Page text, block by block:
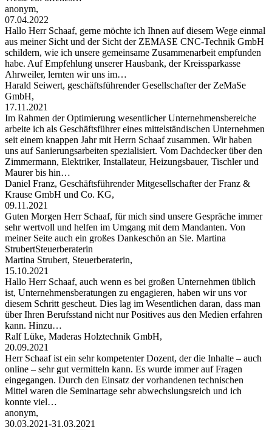
anonym,
07.04.2022
Hallo Herr Schaaf, gerne möchte ich Ihnen auf diesem Wege einmal
aus meiner Sicht und der Sicht der ZEMASE CNC-Technik GmbH
schildern, wie ich unsere gemeinsame Zusammenarbeit empfunden
habe. Auf Empfehlung unserer Hausbank, der Kreissparkasse
Ahrweiler, lernten wir uns im…
Harald Seiwert, geschäftsführender Gesellschafter der ZeMaSe
GmbH,
17.11.2021
Im Rahmen der Optimierung wesentlicher Unternehmensbereiche
arbeite ich als Geschäftsführer eines mittelständischen Unternehmen
seit einem knappen Jahr mit Herrn Schaaf zusammen. Wir haben
uns auf Sanierungsarbeiten spezialisiert. Vom Dachdecker über den
Zimmermann, Elektriker, Installateur, Heizungsbauer, Tischler und
Maurer bis hin…
Daniel Franz, Geschäftsführender Mitgesellschafter der Franz &
Krause GmbH und Co. KG,
09.11.2021
Guten Morgen Herr Schaaf, für mich sind unsere Gespräche immer
sehr wertvoll und helfen im Umgang mit dem Mandanten. Von
meiner Seite auch ein großes Dankeschön an Sie. Martina
StrubertSteuerberaterin
Martina Strubert, Steuerberaterin,
15.10.2021
Hallo Herr Schaaf, auch wenn es bei großen Unternehmen üblich
ist, Unternehmensberatungen zu engagieren, haben wir uns vor
diesem Schritt gescheut. Dies lag im Wesentlichen daran, dass man
über Ihren Berufsstand nicht nur Positives aus den Medien erfahren
kann. Hinzu…
Ralf Lüke, Maderas Holztechnik GmbH,
20.09.2021
Herr Schaaf ist ein sehr kompetenter Dozent, der die Inhalte – auch
online – sehr gut vermitteln kann. Es wurde immer auf Fragen
eingegangen. Durch den Einsatz der vorhandenen technischen
Mittel waren die Seminartage sehr abwechslungsreich und ich
konnte viel…
anonym,
30.03.2021-31.03.2021